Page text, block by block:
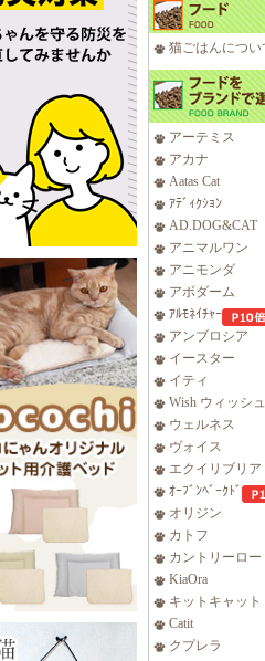
猫ごはんについ
アーテミス
アカナ
Aatas Cat
ｱﾃﾞｨｸｼｮﾝ
AD.DOG&CAT
アニマルワン
アニモンダ
アボダーム
ｱﾙﾓﾈｲﾁｬｰ
アンブロシア
イースター
イティ
Wish ウィッシュ
ウェルネス
ヴォイス
エクイリブリア
ｵｰﾌﾞﾝﾍﾞｰｸﾄﾞ
オリジン
カトフ
カントリーロー
KiaOra
キットキャット
Catit
クプレラ